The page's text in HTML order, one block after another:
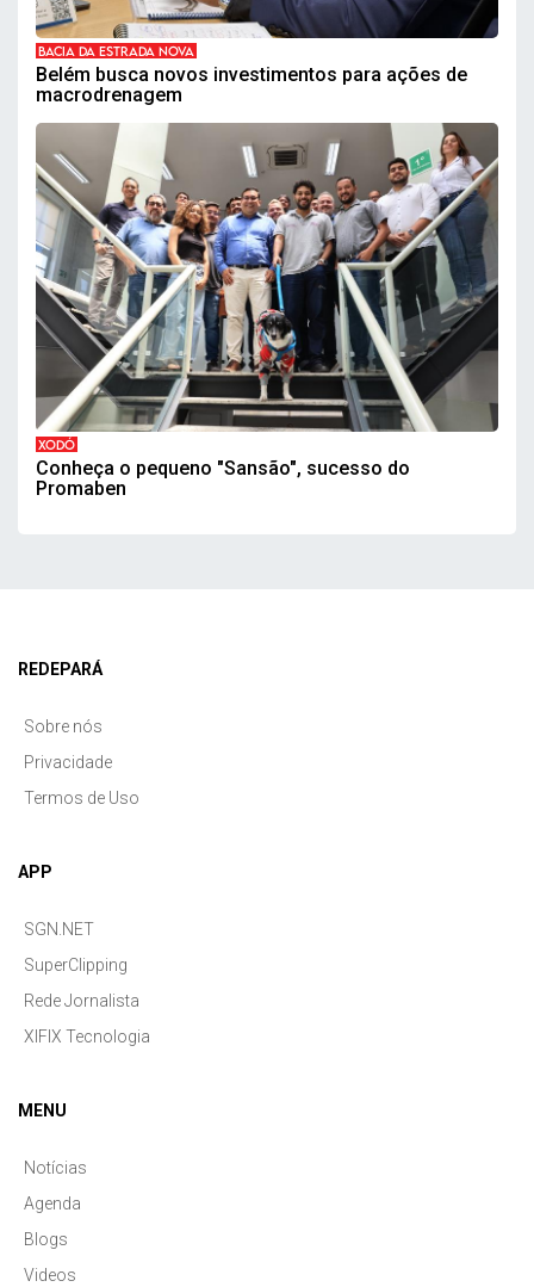
BACIA DA ESTRADA NOVA
Belém busca novos investimentos para ações de
macrodrenagem
XODÓ
Conheça o pequeno "Sansão", sucesso do
Promaben
REDEPARÁ
Sobre nós
Privacidade
Termos de Uso
APP
SGN.NET
SuperClipping
Rede Jornalista
XIFIX Tecnologia
MENU
Notícias
Agenda
Blogs
Videos